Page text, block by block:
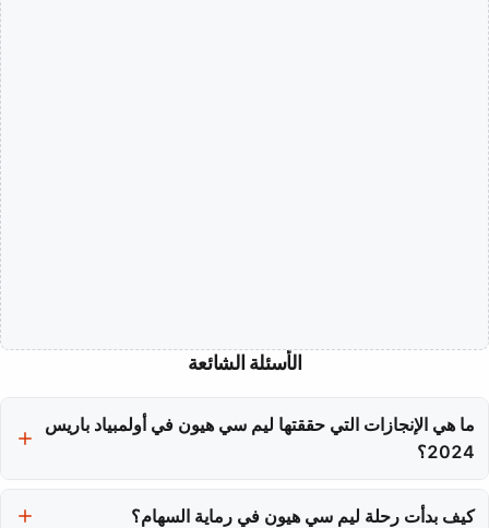
الأسئلة الشائعة
ما هي الإنجازات التي حققتها ليم سي هيون في أولمبياد باريس
2024؟
فازت في الأحداث الفردية والفرق والفرق المختلطة.
كيف بدأت رحلة ليم سي هيون في رماية السهام؟